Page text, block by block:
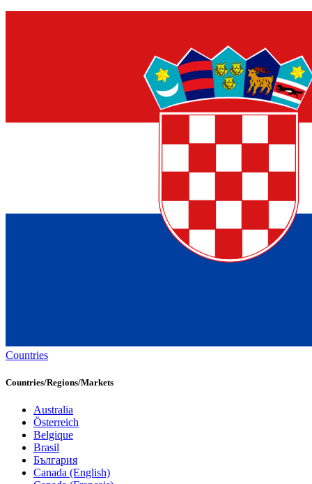
Countries
Countries/Regions/Markets
Australia
Österreich
Belgique
Brasil
България
Canada (English)